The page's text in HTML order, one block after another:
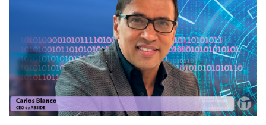
CHILE
ARGENTINA
MÉXICO